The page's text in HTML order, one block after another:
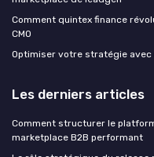
Comment quintex finance
CMO
Optimiser votre stratégie
Les derniers articles
Comment structurer le
marketplace B2B performant